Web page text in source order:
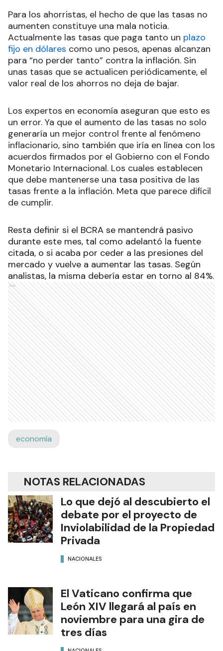
Para los ahorristas, el hecho de que las tasas no
aumenten constituye una mala noticia.
Actualmente las tasas que paga tanto un plazo
fijo en dólares como uno pesos, apenas alcanzan
para “no perder tanto” contra la inflación. Sin
unas tasas que se actualicen periódicamente, el
valor real de los ahorros no deja de bajar.
Los expertos en economía aseguran que esto es
un error. Ya que el aumento de las tasas no solo
generaría un mejor control frente al fenómeno
inflacionario, sino también que iría en línea con los
acuerdos firmados por el Gobierno con el Fondo
Monetario Internacional. Los cuales establecen
que debe mantenerse una tasa positiva de las
tasas frente a la inflación. Meta que parece difícil
de cumplir.
Resta definir si el BCRA se mantendrá pasivo
durante este mes, tal como adelantó la fuente
citada, o si acaba por ceder a las presiones del
mercado y vuelve a aumentar las tasas. Según
analistas, la misma debería estar en torno al 84%.
Ads
economía
NOTAS RELACIONADAS
Lo que dejó al descubierto el
debate por el proyecto de
Inviolabilidad de la Propiedad
Privada
NACIONALES
El Vaticano confirma que
León XIV llegará al país en
noviembre para una gira de
tres días